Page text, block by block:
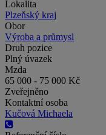
Lokalita
Plzeňský kraj
Obor
Výroba a průmysl
Druh pozice
Plný úvazek
Mzda
65 000 - 75 000 Kč
Zveřejněno
Kontaktní osoba
Kučová Michaela